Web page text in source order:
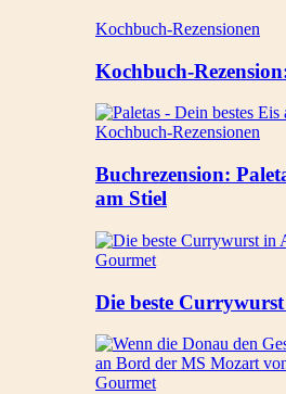
Kochbuch-Rezensionen
Kochbuch-
Kochbuch-Rezensionen
Buchrezension:
am Stiel
Gourmet
Die beste
Gourmet